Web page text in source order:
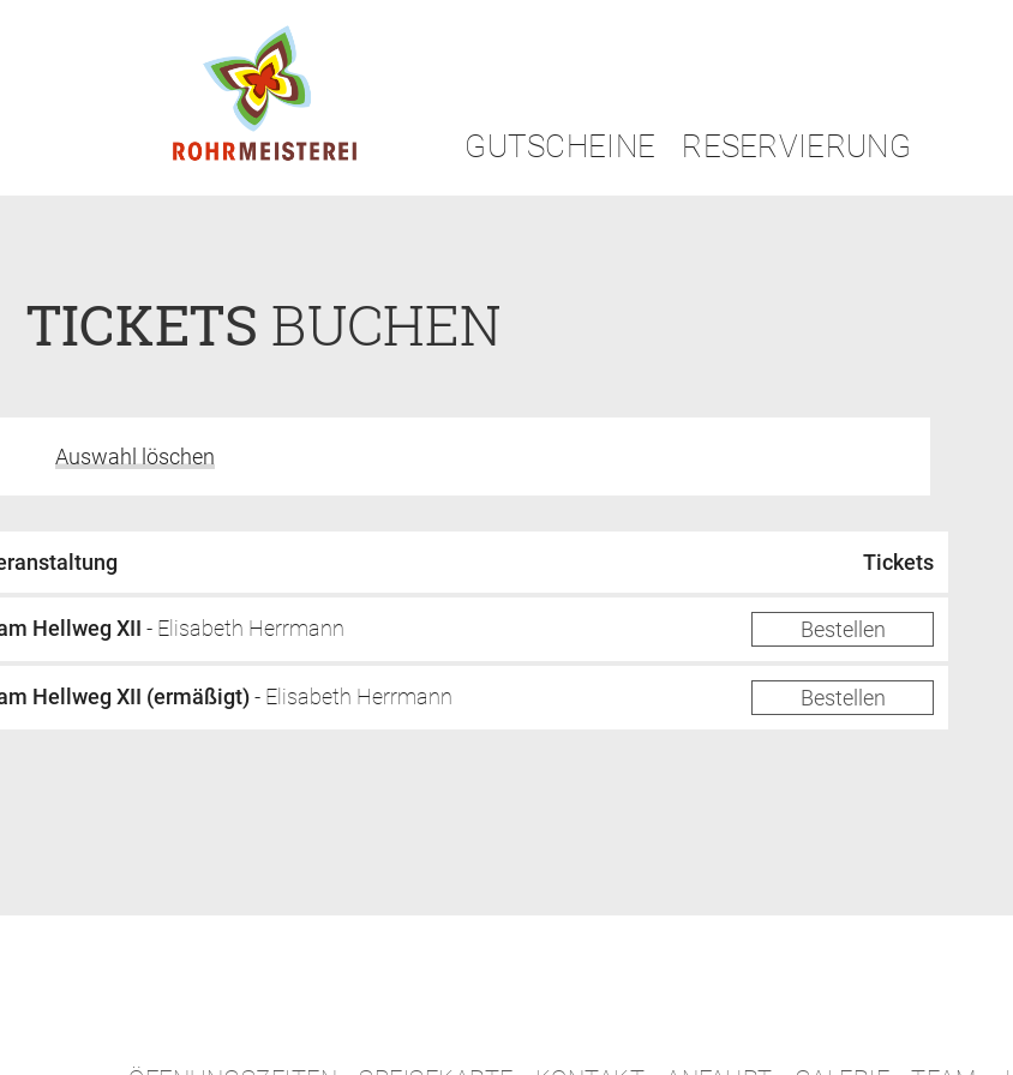
GUTSCHEINE RESERVIERUNG
TICKETS BUCHEN
Auswahl löschen
Tickets
Hellweg XII - Elisabeth Herrmann Bestellen
Hellweg XII (ermäßigt)- Elisabeth Herrmann Bestellen